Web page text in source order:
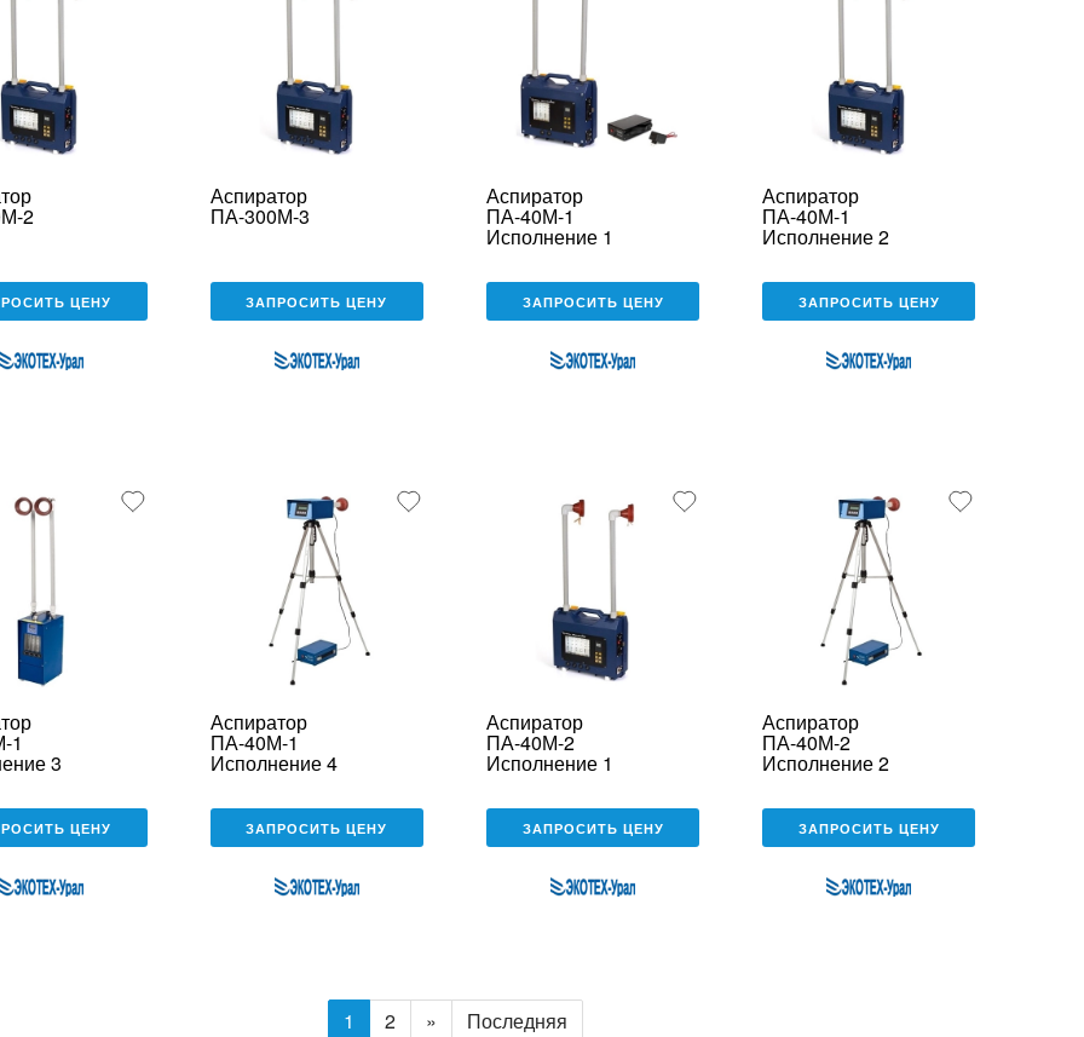
2
ЦЕНУ
Аспиратор
ПА-300М-3
ЗАПРОСИТЬ ЦЕНУ
Аспиратор
ПА-40М-1
Исполнение 1
ЗАПРОСИТЬ ЦЕНУ
Аспиратор
ПА-40М-1
Исполнение 2
ЗАПРОСИТЬ ЦЕНУ
1
3
ЦЕНУ
Аспиратор
ПА-40М-1
Исполнение 4
ЗАПРОСИТЬ ЦЕНУ
Аспиратор
ПА-40М-2
Исполнение 1
ЗАПРОСИТЬ ЦЕНУ
Аспиратор
ПА-40М-2
Исполнение 2
ЗАПРОСИТЬ ЦЕНУ
1 2 » Последняя